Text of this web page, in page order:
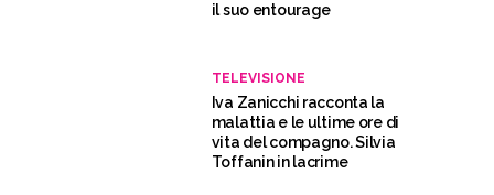
il suo entourage
TELEVISIONE
Iva Zanicchi racconta la
malattia e le ultime ore di
vita del compagno. Silvia
Toffanin in lacrime